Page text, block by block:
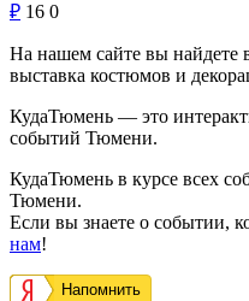
₽ 16 0
На нашем сайте вы
выставка костюмов и
КудаТюмень — это
событий Тюмени.
КудаТюмень в курсе всех
Тюмени.
Если вы знаете о событии,
нам!
Напомнить